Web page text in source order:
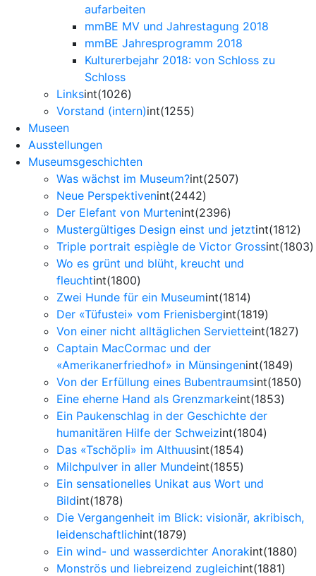
aufarbeiten
mmBE MV und Jahrestagung 2018
mmBE Jahresprogramm 2018
Kulturerbejahr 2018: von Schloss zu
Schloss
Linksint(1026)
Vorstand (intern)int(1255)
Museen
Ausstellungen
Museumsgeschichten
Was wächst im Museum?int(2507)
Neue Perspektivenint(2442)
Der Elefant von Murtenint(2396)
Mustergültiges Design einst und jetztint(1812)
Triple portrait espiègle de Victor Grossint(1803)
Wo es grünt und blüht, kreucht und
fleuchtint(1800)
Zwei Hunde für ein Museumint(1814)
Der «Tüfustei» vom Frienisbergint(1819)
Von einer nicht alltäglichen Servietteint(1827)
Captain MacCormac und der
«Amerikanerfriedhof» in Münsingenint(1849)
Von der Erfüllung eines Bubentraumsint(1850)
Eine eherne Hand als Grenzmarkeint(1853)
Ein Paukenschlag in der Geschichte der
humanitären Hilfe der Schweizint(1804)
Das «Tschöpli» im Althuusint(1854)
Milchpulver in aller Mundeint(1855)
Ein sensationelles Unikat aus Wort und
Bildint(1878)
Die Vergangenheit im Blick: visionär, akribisch,
leidenschaftlichint(1879)
Ein wind- und wasserdichter Anorakint(1880)
Monströs und liebreizend zugleichint(1881)